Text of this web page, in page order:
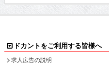
ドカントをご利用する皆様へ
求人広告の説明